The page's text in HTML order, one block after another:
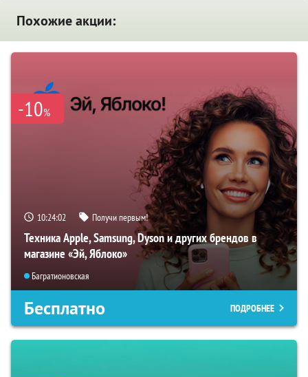
Похожие акции:
-10%
10:24:01 Получи первым!
Техника Apple, Samsung, Dyson и других брендов в
магазине «Эй, Яблоко»
Багратионовская
Бесплатно ПОДРОБНЕЕ